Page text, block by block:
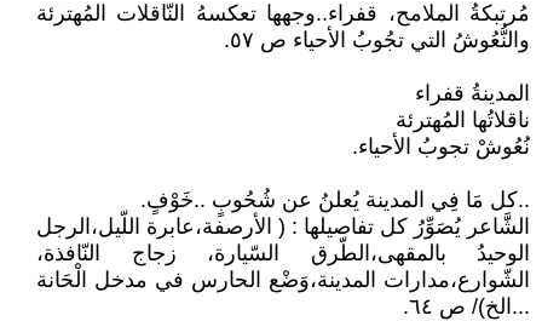
مُرتبكةُ الملامح، قفراء..وجهها تعكسهُ النّاقلات المُهترئة
والنُّعُوشُ التي تجُوبُ الأحياء ص ٥٧.
المدينةُ قفراء
ناقلاتُها المُهترئة
نُعُوشْ تجوبُ الأحياء.
..كل مَا فِي المدينة يُعلنُ عن شُحُوبٍ ..خَوْفٍ.
الشَّاعر يُصَوِّرُ كل تفاصيلها : ( الأرصفة،عابرة اللّيل،الرجل
الوحيدُ بالمقهى،الطّرق السّيارة، زجاج النّافذة،
الشّوارع،مدارات المدينة،وَضْع الحارس في مدخل الْحَانة
...الخ)/ ص ٦٤.